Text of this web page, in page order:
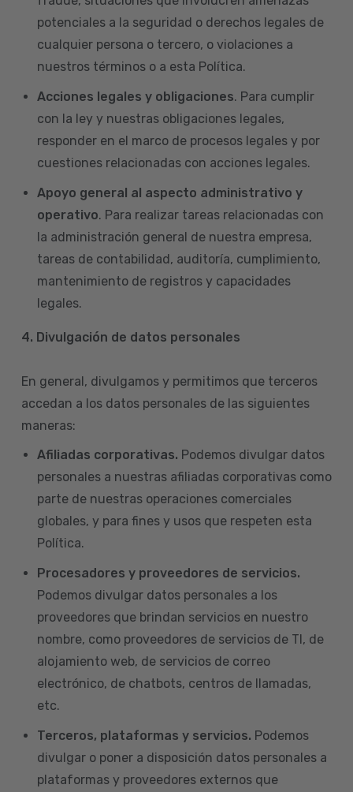
potenciales a la seguridad o derechos legales de
cualquier persona o tercero, o violaciones a
nuestros términos o a esta Política.
Acciones legales y obligaciones. Para cumplir
con la ley y nuestras obligaciones legales,
responder en el marco de procesos legales y por
cuestiones relacionadas con acciones legales.
Apoyo general al aspecto administrativo y
operativo. Para realizar tareas relacionadas con
la administración general de nuestra empresa,
tareas de contabilidad, auditoría, cumplimiento,
mantenimiento de registros y capacidades
legales.
4. Divulgación de datos personales
En general, divulgamos y permitimos que terceros
accedan a los datos personales de las siguientes
maneras:
Afiliadas corporativas. Podemos divulgar datos
personales a nuestras afiliadas corporativas como
parte de nuestras operaciones comerciales
globales, y para fines y usos que respeten esta
Política.
Procesadores y proveedores de servicios.
Podemos divulgar datos personales a los
proveedores que brindan servicios en nuestro
nombre, como proveedores de servicios de TI, de
alojamiento web, de servicios de correo
electrónico, de chatbots, centros de llamadas,
etc.
Terceros, plataformas y servicios. Podemos
divulgar o poner a disposición datos personales a
plataformas y proveedores externos que